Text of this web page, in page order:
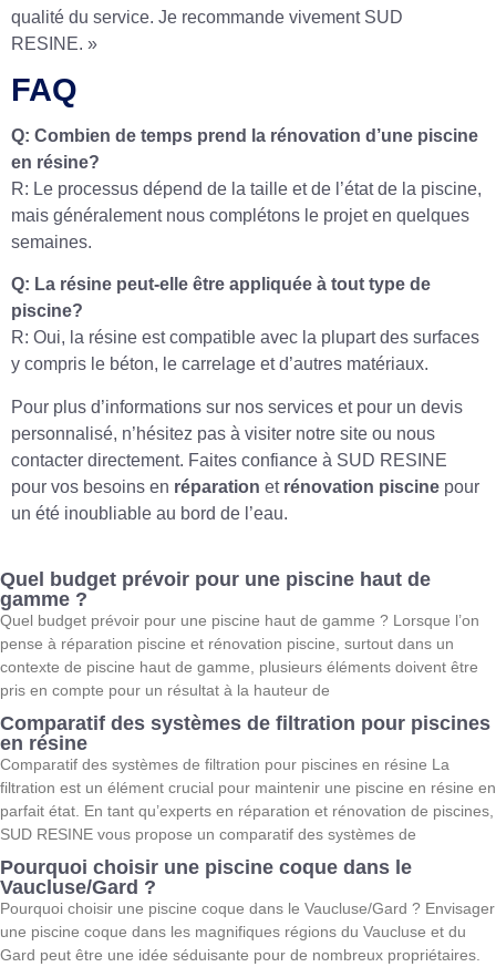
qualité du service. Je recommande vivement SUD
RESINE. »
FAQ
Q: Combien de temps prend la rénovation d’une piscine
en résine?
R: Le processus dépend de la taille et de l’état de la piscine,
mais généralement nous complétons le projet en quelques
semaines.
Q: La résine peut-elle être appliquée à tout type de
piscine?
R: Oui, la résine est compatible avec la plupart des surfaces
y compris le béton, le carrelage et d’autres matériaux.
Pour plus d’informations sur nos services et pour un devis
personnalisé, n’hésitez pas à visiter notre site ou nous
contacter directement. Faites confiance à SUD RESINE
pour vos besoins en réparation et rénovation piscine pour
un été inoubliable au bord de l’eau.
Quel budget prévoir pour une piscine haut de
gamme ?
Quel budget prévoir pour une piscine haut de gamme ? Lorsque l’on
pense à réparation piscine et rénovation piscine, surtout dans un
contexte de piscine haut de gamme, plusieurs éléments doivent être
pris en compte pour un résultat à la hauteur de
Comparatif des systèmes de filtration pour piscines
en résine
Comparatif des systèmes de filtration pour piscines en résine La
filtration est un élément crucial pour maintenir une piscine en résine en
parfait état. En tant qu’experts en réparation et rénovation de piscines,
SUD RESINE vous propose un comparatif des systèmes de
Pourquoi choisir une piscine coque dans le
Vaucluse/Gard ?
Pourquoi choisir une piscine coque dans le Vaucluse/Gard ? Envisager
une piscine coque dans les magnifiques régions du Vaucluse et du
Gard peut être une idée séduisante pour de nombreux propriétaires.